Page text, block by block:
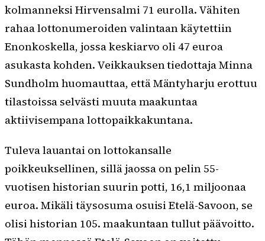
kolmanneksi Hirvensalmi 71 eurolla. Vähiten
rahaa lottonumeroiden valintaan käytettiin
Enonkoskella, jossa keskiarvo oli 47 euroa
asukasta kohden. Veikkauksen tiedottaja Minna
Sundholm huomauttaa, että Mäntyharju erottuu
tilastoissa selvästi muuta maakuntaa
aktiivisempana lottopaikkakuntana.
Tuleva lauantai on lottokansalle
poikkeuksellinen, sillä jaossa on pelin 55-
vuotisen historian suurin potti, 16,1 miljoonaa
euroa. Mikäli täysosuma osuisi Etelä-Savoon, se
olisi historian 105. maakuntaan tullut päävoitto.